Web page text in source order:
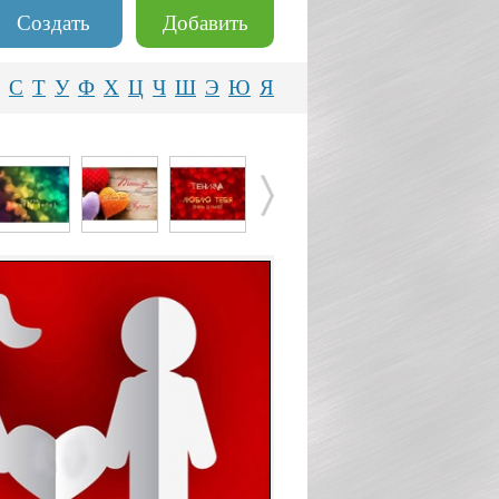
Добавить
Создать
С Т У Ф Х Ц Ч Ш Э Ю Я